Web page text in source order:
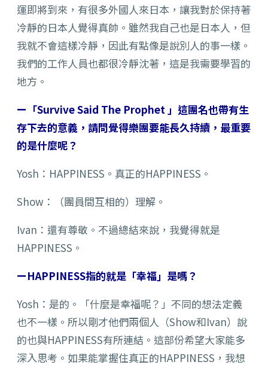
運即將到來，有很多外國人來日本，讓我對於保持著
冷靜的日本人覺得真帥。雖然我自己也是日本人，但
我就不會這樣冷靜，因此有點像是說別人的事一樣。
我們的工作人員也都很冷靜沈著，這是我需要學習的
地方。
ー「Survive Said The Prophet 」這團名也帶有生
存下去的意義，請問覺得樂團要能長久持續，最重要
的是什麼呢？
Yosh：HAPPINESS。真正的HAPPINESS。
Show：（團員間互相的）理解。
Ivan：還有尊敬。不過總結來說，我覺得就是
HAPPINESS。
ーHAPPINESS指的就是「幸福」是嗎？
Yosh：是的。「什麼是幸福呢？」不同的想法定義
也不一樣。所以剛才他們兩個人（Show和Ivan）說
的也與HAPPINESS有所連結。這部份希望大家能多
深入思考。如果能掌握住真正的HAPPINESS，我想